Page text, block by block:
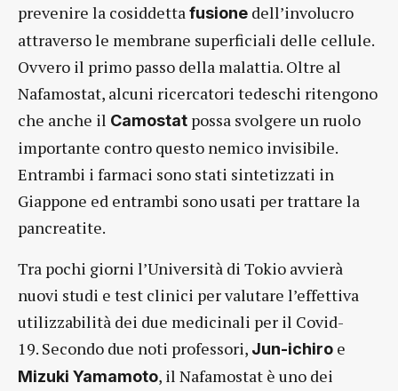
prevenire la cosiddetta fusione dell’involucro
attraverso le membrane superficiali delle cellule.
Ovvero il primo passo della malattia. Oltre al
Nafamostat, alcuni ricercatori tedeschi ritengono
che anche il Camostat possa svolgere un ruolo
importante contro questo nemico invisibile.
Entrambi i farmaci sono stati sintetizzati in
Giappone ed entrambi sono usati per trattare la
pancreatite.
Tra pochi giorni l’Università di Tokio avvierà
nuovi studi e test clinici per valutare l’effettiva
utilizzabilità dei due medicinali per il Covid-
19. Secondo due noti professori, Jun-ichiro e
Mizuki Yamamoto, il Nafamostat è uno dei